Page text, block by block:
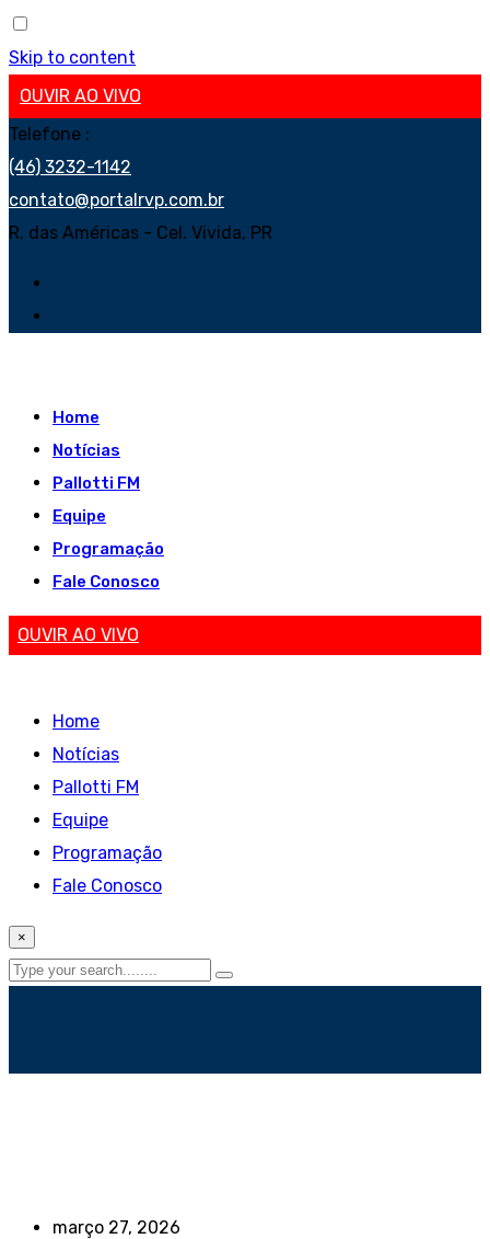
Skip to content
OUVIR AO VIVO
Telefone :
(46) 3232-1142
contato@portalrvp.com.br
R. das Américas - Cel. Vivida, PR
Home
Notícias
Pallotti FM
Equipe
Programação
Fale Conosco
OUVIR AO VIVO
Home
Notícias
Pallotti FM
Equipe
Programação
Fale Conosco
×
março 27, 2026